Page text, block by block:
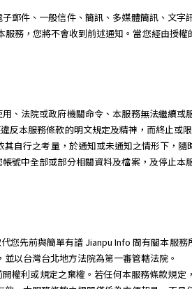
郵件、一般信件、簡訊、多媒體簡訊、文
務，您將不會收到前述通知。當您經由授
、法院或政府機關命令、本服務無法繼續
本服務條款的明文規定及精神，而終止或
自行之考量，於通知或未通知之情形下，
號中全部或部分相關資料及檔案，及停止
您先前與簡單有譜 Jianpu Info 間有關本服
以台灣台北地方法院為第一審管轄法院。
權利或規定之棄權。若任何本服務條款規